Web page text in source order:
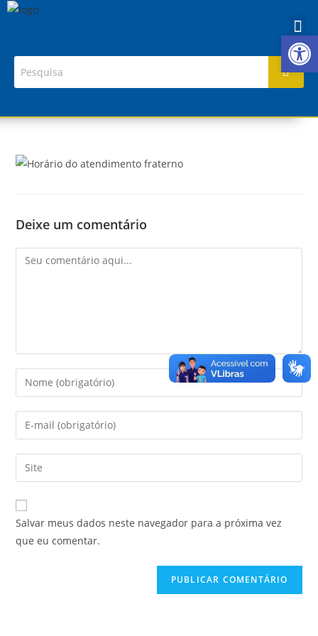
Deixe um comentário
Salvar meus dados neste navegador para a próxima vez
que eu comentar.